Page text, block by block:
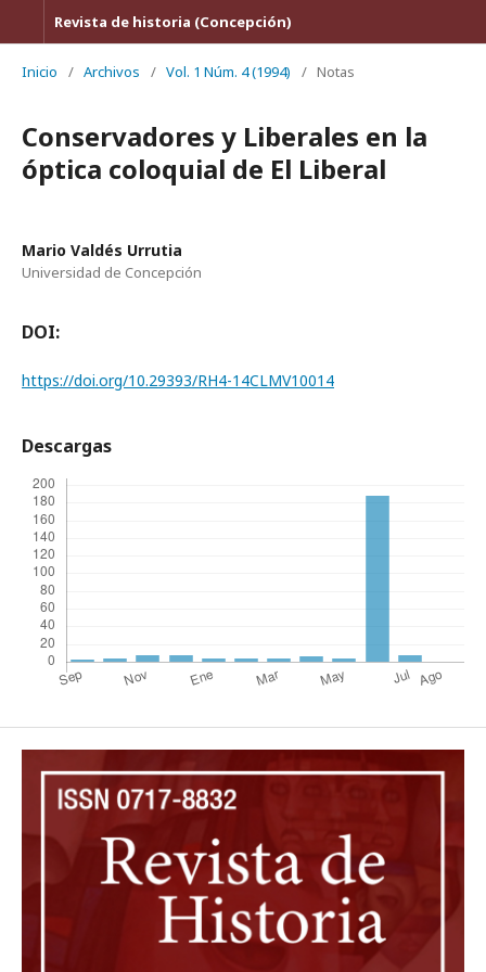
Revista de historia (Concepción)
Inicio / Archivos / Vol. 1 Núm. 4 (1994) / Notas
Conservadores y Liberales en la
óptica coloquial de El Liberal
Mario Valdés Urrutia
Universidad de Concepción
DOI:
https://doi.org/10.29393/RH4-14CLMV10014
Descargas